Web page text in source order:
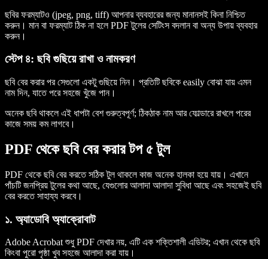
ছবির ফরম্যাটও (jpeg, png, tiff) আপনার ব্যবহারের জন্য মানানসই কিনা নিশ্চিত
করুন। মান বা ফরম্যাট ঠিক না হলে PDF টুলের সেটিংস বদলান বা অন্য উপায় ব্যবহার
করুন।
স্টেপ ৪: ছবি গুছিয়ে রাখা ও নামকরণ
ছবি বের করার পর সেগুলো একটু গুছিয়ে নিন। প্রতিটি ছবিকে easily বোঝা যায় এমন
নাম দিন, যাতে পরে সহজে খুঁজে পান।
অনেক ছবি থাকলে এই ধাপটা বেশ গুরুত্বপূর্ণ; ঠিকঠাক নাম আর ফোল্ডারে রাখলে পরের
কাজে সময় কম লাগবে।
PDF থেকে ছবি বের করার টপ ৫ টুল
PDF থেকে ছবি বের করতে সঠিক টুল থাকলে কাজ অনেক হালকা হয়ে যায়। এখানে
পাঁচটি জনপ্রিয় টুলের কথা আছে, যেগুলোর আলাদা আলাদা সুবিধা আছে এবং সহজেই ছবি
বের করতে সাহায্য করবে।
১. অ্যাডোবি অ্যাক্রোবাট
Adobe Acrobat শুধু PDF দেখার নয়, এটি এক শক্তিশালী এডিটর; এখান থেকে ছবি
কিংবা পুরো পৃষ্ঠা খুব সহজে আলাদা করা যায়।